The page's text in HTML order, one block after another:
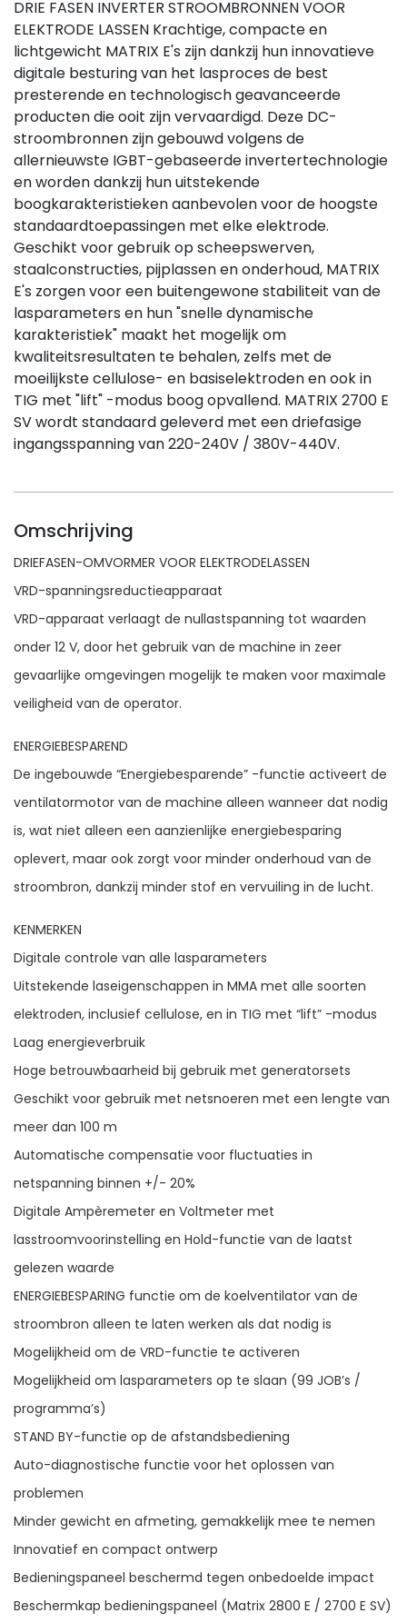
DRIE FASEN INVERTER STROOMBRONNEN VOOR
ELEKTRODE LASSEN Krachtige, compacte en
lichtgewicht MATRIX E's zijn dankzij hun innovatieve
digitale besturing van het lasproces de best
presterende en technologisch geavanceerde
producten die ooit zijn vervaardigd. Deze DC-
stroombronnen zijn gebouwd volgens de
allernieuwste IGBT-gebaseerde invertertechnologie
en worden dankzij hun uitstekende
boogkarakteristieken aanbevolen voor de hoogste
standaardtoepassingen met elke elektrode.
Geschikt voor gebruik op scheepswerven,
staalconstructies, pijplassen en onderhoud, MATRIX
E's zorgen voor een buitengewone stabiliteit van de
lasparameters en hun "snelle dynamische
karakteristiek" maakt het mogelijk om
kwaliteitsresultaten te behalen, zelfs met de
moeilijkste cellulose- en basiselektroden en ook in
TIG met "lift" -modus boog opvallend. MATRIX 2700 E
SV wordt standaard geleverd met een driefasige
ingangsspanning van 220-240V / 380V-440V.
Omschrijving
DRIEFASEN-OMVORMER VOOR ELEKTRODELASSEN
VRD-spanningsreductieapparaat
VRD-apparaat verlaagt de nullastspanning tot waarden
onder 12 V, door het gebruik van de machine in zeer
gevaarlijke omgevingen mogelijk te maken voor maximale
veiligheid van de operator.
ENERGIEBESPAREND
De ingebouwde “Energiebesparende” -functie activeert de
ventilatormotor van de machine alleen wanneer dat nodig
is, wat niet alleen een aanzienlijke energiebesparing
oplevert, maar ook zorgt voor minder onderhoud van de
stroombron, dankzij minder stof en vervuiling in de lucht.
KENMERKEN
Digitale controle van alle lasparameters
Uitstekende laseigenschappen in MMA met alle soorten
elektroden, inclusief cellulose, en in TIG met “lift” -modus
Laag energieverbruik
Hoge betrouwbaarheid bij gebruik met generatorsets
Geschikt voor gebruik met netsnoeren met een lengte van
meer dan 100 m
Automatische compensatie voor fluctuaties in
netspanning binnen +/- 20%
Digitale Ampèremeter en Voltmeter met
lasstroomvoorinstelling en Hold-functie van de laatst
gelezen waarde
ENERGIEBESPARING functie om de koelventilator van de
stroombron alleen te laten werken als dat nodig is
Mogelijkheid om de VRD-functie te activeren
Mogelijkheid om lasparameters op te slaan (99 JOB’s /
programma’s)
STAND BY-functie op de afstandsbediening
Auto-diagnostische functie voor het oplossen van
problemen
Minder gewicht en afmeting, gemakkelijk mee te nemen
Innovatief en compact ontwerp
Bedieningspaneel beschermd tegen onbedoelde impact
Beschermkap bedieningspaneel (Matrix 2800 E / 2700 E SV)